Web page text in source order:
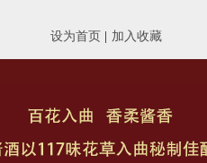
设为首页 加入收藏